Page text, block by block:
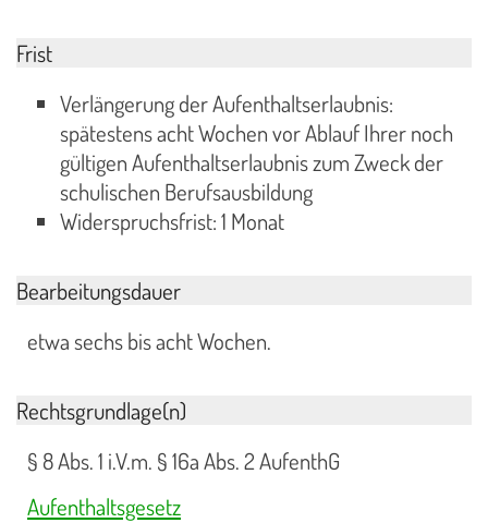
Frist
Verlängerung der Aufenthaltserlaubnis:
spätestens acht Wochen vor Ablauf Ihrer noch
gültigen Aufenthaltserlaubnis zum Zweck der
schulischen Berufsausbildung
Widerspruchsfrist: 1 Monat
Bearbeitungsdauer
etwa sechs bis acht Wochen.
Rechtsgrundlage(n)
§ 8 Abs. 1 i.V.m. § 16a Abs. 2 AufenthG
Aufenthaltsgesetz